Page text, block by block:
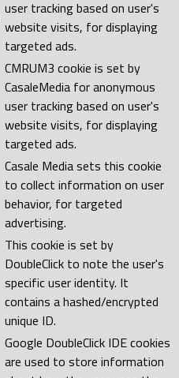
user tracking based on user's
website visits, for displaying
targeted ads.
CMRUM3 cookie is set by
CasaleMedia for anonymous
user tracking based on user's
website visits, for displaying
targeted ads.
Casale Media sets this cookie
to collect information on user
behavior, for targeted
advertising.
This cookie is set by
DoubleClick to note the user's
specific user identity. It
contains a hashed/encrypted
unique ID.
Google DoubleClick IDE cookies
are used to store information